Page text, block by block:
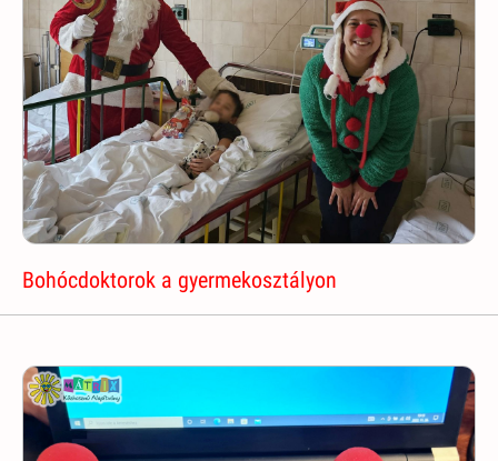
Bohócdoktorok a gyermekosztályon